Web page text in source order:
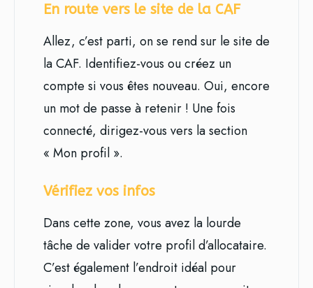
En route vers le site de la CAF
Allez, c’est parti, on se rend sur le site de
la CAF. Identifiez-vous ou créez un
compte si vous êtes nouveau. Oui, encore
un mot de passe à retenir ! Une fois
connecté, dirigez-vous vers la section
« Mon profil ».
Vérifiez vos infos
Dans cette zone, vous avez la lourde
tâche de valider votre profil d’allocataire.
C’est également l’endroit idéal pour